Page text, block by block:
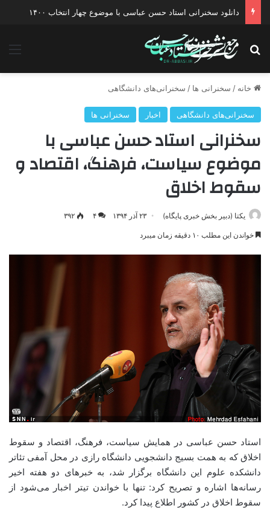
دانلود سخنرانی استاد حسن عباسی با موضوع چهار انتخاب ۱۴۰۰
جستجو برای
خانه / سخنرانی ها / سخنرانی‌های دانشگاهی
سخنرانی‌های دانشگاهی اخبار سخنرانی ها
سخنرانی استاد حسن عباسی با
موضوع سیاست، فرهنگ، اقتصاد و
سقوط اخلاق
یکتا (دبیر بخش خبری پایگاه) ۲۳ آذر ۱۳۹۴ ۴ ۳۹۲
خواندن این مطلب ۱۰ دقیقه زمان میبرد
استاد حسن عباسی در همایش سیاست، فرهنگ، اقتصاد و سقوط
اخلاق که به همت بسیج دانشجویی دانشگاه رازی در محل آمفی تئاتر
دانشکده علوم این دانشگاه برگزار شد، به خبرهای دو هفته اخیر
رسانه‌ها اشاره و تصریح کرد: تنها با خواندن تیتر اخبار می‌شود از
سقوط اخلاق در کشور اطلاع پیدا کرد.